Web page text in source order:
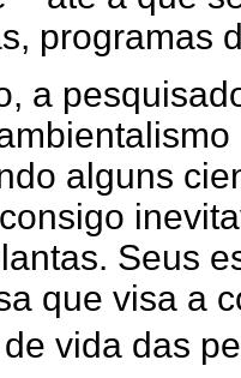
programas
a
alguns
Seus
que visa a
vida das